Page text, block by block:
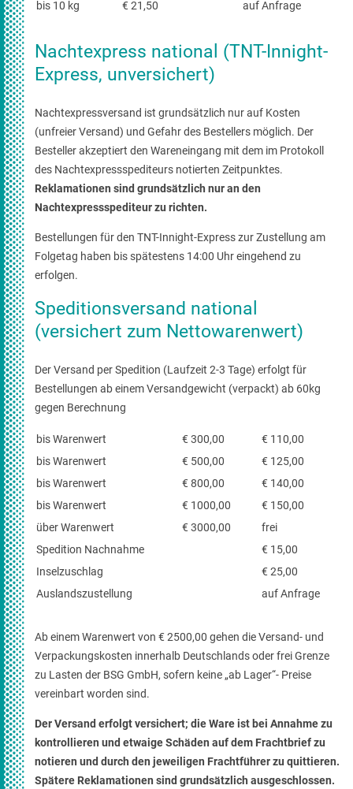
bis 10 kg € 21,50 auf Anfrage
Nachtexpress national (TNT-Innight-
Express, unversichert)
Nachtexpressversand ist grundsätzlich nur auf Kosten
(unfreier Versand) und Gefahr des Bestellers möglich. Der
Besteller akzeptiert den Wareneingang mit dem im Protokoll
des Nachtexpressspediteurs notierten Zeitpunktes.
Reklamationen sind grundsätzlich nur an den
Nachtexpressspediteur zu richten.
Bestellungen für den TNT-Innight-Express zur Zustellung am
Folgetag haben bis spätestens 14:00 Uhr eingehend zu
erfolgen.
Speditionsversand national
(versichert zum Nettowarenwert)
Der Versand per Spedition (Laufzeit 2-3 Tage) erfolgt für
Bestellungen ab einem Versandgewicht (verpackt) ab 60kg
gegen Berechnung
bis Warenwert € 300,00
€ 110,00
bis Warenwert
€ 500,00
€ 125,00
bis Warenwert
€ 800,00
€ 140,00
bis Warenwert
€ 1000,00
€ 150,00
über Warenwert
€ 3000,00
frei
Spedition Nachnahme
€ 15,00
Inselzuschlag
€ 25,00
Auslandszustellung
auf Anfrage
Ab einem Warenwert von € 2500,00 gehen die Versand- und
Verpackungskosten innerhalb Deutschlands oder frei Grenze
zu Lasten der BSG GmbH, sofern keine „ab Lager“- Preise
vereinbart worden sind.
Der Versand erfolgt versichert; die Ware ist bei Annahme zu
kontrollieren und etwaige Schäden auf dem Frachtbrief zu
notieren und durch den jeweiligen Frachtführer zu quittieren.
Spätere Reklamationen sind grundsätzlich ausgeschlossen.